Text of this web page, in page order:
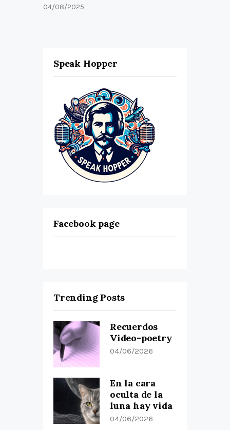
04/08/2025
Speak Hopper
Facebook page
Trending Posts
Recuerdos
Video-poetry
04/06/2026
En la cara
oculta de la
luna hay vida
04/06/2026